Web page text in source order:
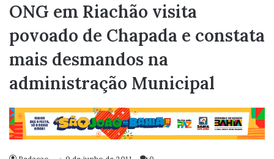
ONG em Riachão visita
povoado de Chapada e constata
mais desmandos na
administração Municipal